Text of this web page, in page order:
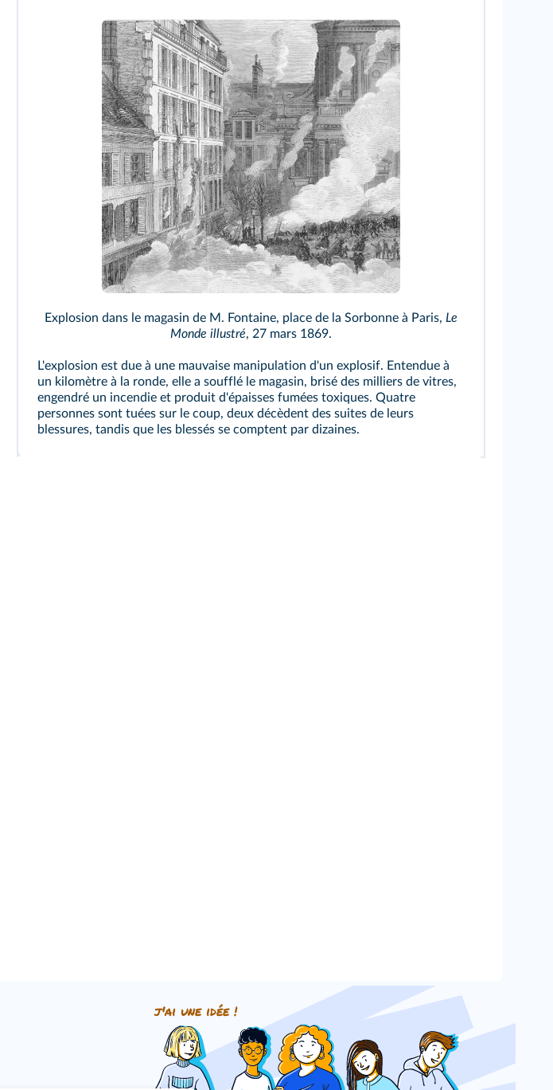
Explosion dans le magasin de M. Fontaine, place de la Sorbonne à Paris, Le
Monde illustré, 27 mars 1869.
L'explosion est due à une mauvaise manipulation d'un explosif. Entendue à
un kilomètre à la ronde, elle a soufflé le magasin, brisé des milliers de vitres,
engendré un incendie et produit d'épaisses fumées toxiques. Quatre
personnes sont tuées sur le coup, deux décèdent des suites de leurs
blessures, tandis que les blessés se comptent par dizaines.
j'ai une idée !